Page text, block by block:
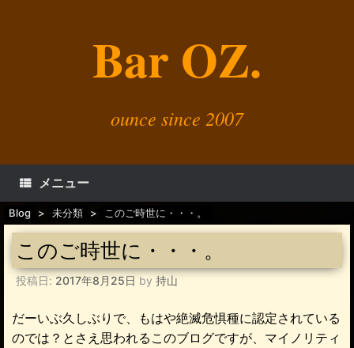
Bar OZ.
ounce since 2007
メニュー
Blog > 未分類 > このご時世に・・・。
このご時世に・・・。
投稿日: 2017年8月25日 by 持山
だーいぶ久しぶりで、もはや絶滅危惧種に認定されている
のでは？とさえ思われるこのブログですが、マイノリティ